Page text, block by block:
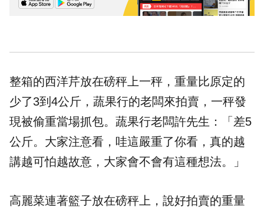
整箱的西洋芹放在磅秤上一秤，重量比原定的
少了3到4公斤，蔬果行的老闆來拍賣，一秤發
現被偷重當場抓包。蔬果行老闆許先生：「差5
公斤。大家注意看，哇這嚴重了你看，真的越
講越可怕越故意，大家會不會有這種想法。」
高麗菜連著籃子放在磅秤上，說好拍賣的重量